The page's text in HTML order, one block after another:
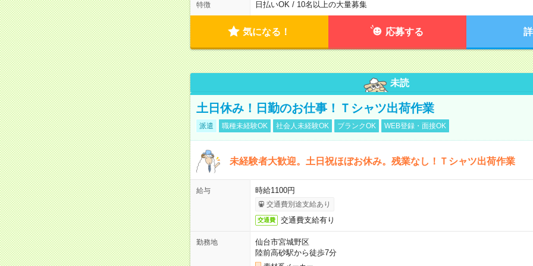
特徴 日払いOK / 10名以上の大量募集
気になる！ 応募する
未読
土日休み！日勤のお仕事！Ｔシャツ出荷作業
派遣 職種未経験OK 社会人未経験OK ブランクOK WEB登録・面接OK
未経験者大歓迎。土日祝ほぼお休み。残業なし！Ｔシャツ出荷作業
給与 時給1100円
交通費別途支給あり
交通費 交通費支給有り
勤務地
仙台市宮城野区
陸前高砂駅から徒歩7分